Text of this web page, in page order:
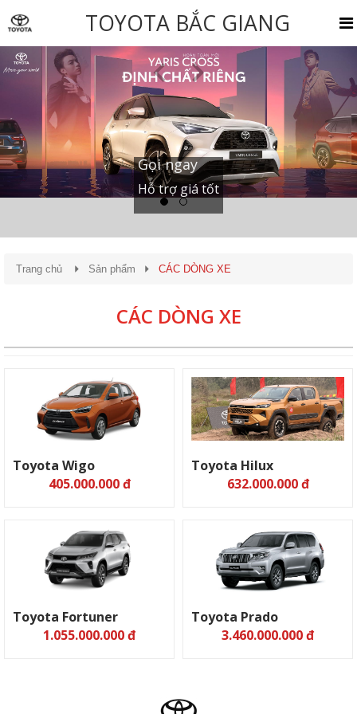
TOYOTA BẮC GIANG
Gọi ngay
Hỗ trợ giá tốt
Trang chủ Sản phẩm CÁC DÒNG XE
CÁC DÒNG XE
Toyota Wigo
405.000.000 đ
Toyota Hilux
632.000.000 đ
Toyota Fortuner
1.055.000.000 đ
Toyota Prado
3.460.000.000 đ